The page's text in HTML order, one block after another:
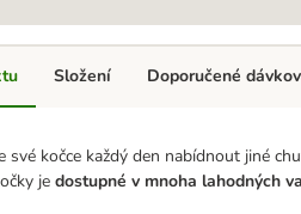
své kočce každý den nabídnout jiné
je dostupné v mnoha lahodných
Složení Doporučené